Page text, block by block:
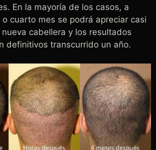
En la mayoría de los casos, a
cuarto mes se podrá apreciar casi
cabellera y los resultados
definitivos transcurrido un año.